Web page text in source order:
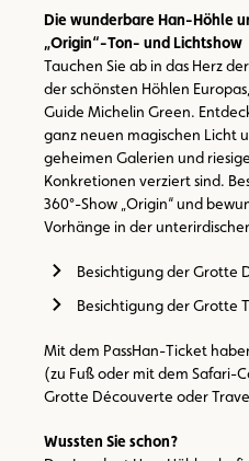
Die wunderbare Han-Höhle
„Origin“-Ton- und Lichtshow
Tauchen Sie ab in das Herz
der schönsten Höhlen
Guide Michelin Green.
ganz neuen magischen Licht
geheimen Galerien und
Konkretionen verziert sind.
360°-Show „Origin“ und
Vorhänge in der
Besichtigung der Grotte
Besichtigung der Grotte
Mit dem PassHan-Ticket
(zu Fuß oder mit dem Safari-
Grotte Découverte oder
Wussten Sie schon?